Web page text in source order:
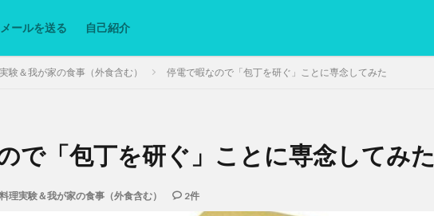
ールを送る 自己紹介
験＆我が家の食事（外食含む） 停電で暇なので「包丁を研ぐ」ことに専念してみた
で「包丁を研ぐ」ことに専念してみた
理実験＆我が家の食事（外食含む） 2件
カテゴリー
Ninjatrader PC グリグリ画像 マレーシア動画 ヨーグルト